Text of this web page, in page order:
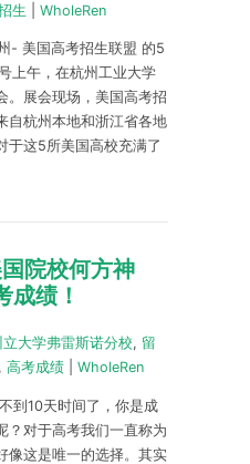
生 WholeRen
- 美国高考招生联盟 的5
上午，在杭州工业大学
。展会现场，美国高考招
自杭州本地和浙江省各地
于这5所美国高校充满了
国院校何方神
成绩！
立大学弗雷斯诺分校, 留
, 高考成绩 WholeRen
到10天时间了，你是成
？对于高考我们一直称为
像这是唯一的选择。其实